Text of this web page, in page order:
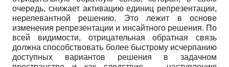
очередь, снижает активацию единиц репрезентации,
нерелевантной решению. Это лежит в основе
изменения репрезентации и инсайтного решения. По
всей видимости, отрицательная обратная связь
должна способствовать более быстрому исчерпанию
доступных вариантов решения в задачном